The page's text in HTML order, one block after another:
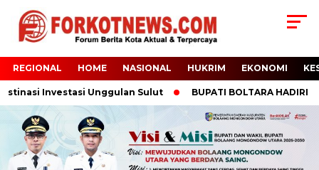
REGIONAL HOME NASIONAL HUKRIM EKONOMI
Investasi Unggulan Sulut BUPATI BOLTARA HADIRI